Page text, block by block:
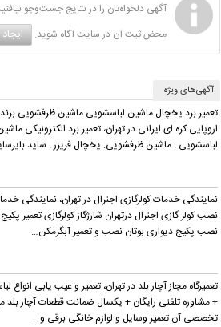
آگهی دلخواه‌تان را در نتایج جست‌وجو
محض ثبت آن در سایت آگاه شوید.
آگهی‌های ویژه
تعمیر برد یخچال ماشین لباسشویی ماشین ظرفشویی برند
اروپایی کره ای ایرانی در تهران، تعمیر برد الکترونیکی ماشین
لباسشویی . ماشین ظرفشویی. یخچال فریزر . ساید
نمایندگی خدمات کولرگازی اجنرال در تهران، نمایندگی
نصب کولر گازی اجنرال درتهران شارژگاز کولرگازی تعمیر پکیج
نصب پکیج دیواری بوتان نصب و تعمیر آبگرمکن…
تعمیرگاه مجاز آچار بلد در تهران، تعمیر و عیب یابی انواع
+ مشاوره تلفنی رایگان + یکسال ضمانت قطعات آچار بلد
تخصصی آن تعمیر وسایل و لوازم خانگی برقی و…